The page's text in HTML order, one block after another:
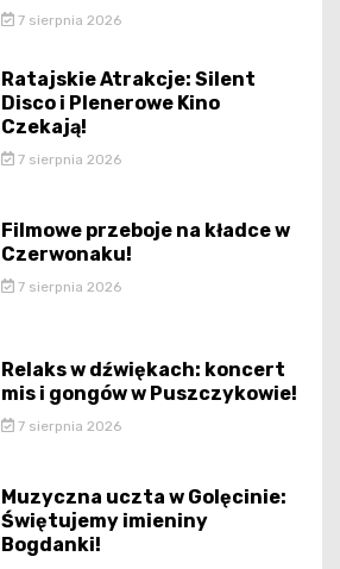
7 sierpnia 2026
Ratajskie Atrakcje: Silent
Disco i Plenerowe Kino
Czekają!
7 sierpnia 2026
Filmowe przeboje na kładce w
Czerwonaku!
7 sierpnia 2026
Relaks w dźwiękach: koncert
mis i gongów w Puszczykowie!
7 sierpnia 2026
Muzyczna uczta w Golęcinie:
Świętujemy imieniny
Bogdanki!